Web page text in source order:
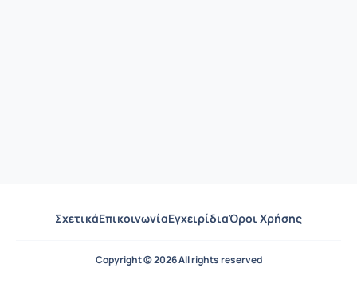
ΣχετικάΕπικοινωνίαΕγχειρίδιαΌροι Χρήσης
Copyright © 2026 All rights reserved